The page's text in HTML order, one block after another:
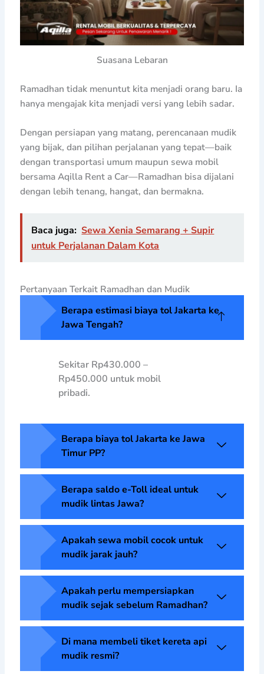
Suasana Lebaran
Ramadhan tidak menuntut kita menjadi orang baru. Ia
hanya mengajak kita menjadi versi yang lebih sadar.
Dengan persiapan yang matang, perencanaan mudik
yang bijak, dan pilihan perjalanan yang tepat—baik
dengan transportasi umum maupun sewa mobil
bersama Aqilla Rent a Car—Ramadhan bisa dijalani
dengan lebih tenang, hangat, dan bermakna.
Baca juga: Sewa Xenia Semarang + Supir
untuk Perjalanan Dalam Kota
Pertanyaan Terkait Ramadhan dan Mudik
Berapa estimasi biaya tol Jakarta ke
Jawa Tengah?
Sekitar Rp430.000 –
Rp450.000 untuk mobil
pribadi.
Berapa biaya tol Jakarta ke Jawa
Timur PP?
Berapa saldo e-Toll ideal untuk
mudik lintas Jawa?
Apakah sewa mobil cocok untuk
mudik jarak jauh?
Apakah perlu mempersiapkan
mudik sejak sebelum Ramadhan?
Di mana membeli tiket kereta api
mudik resmi?